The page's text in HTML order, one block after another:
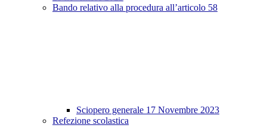
Bando relativo alla procedura all’articolo 58
Sciopero generale 17 Novembre 2023
Refezione scolastica